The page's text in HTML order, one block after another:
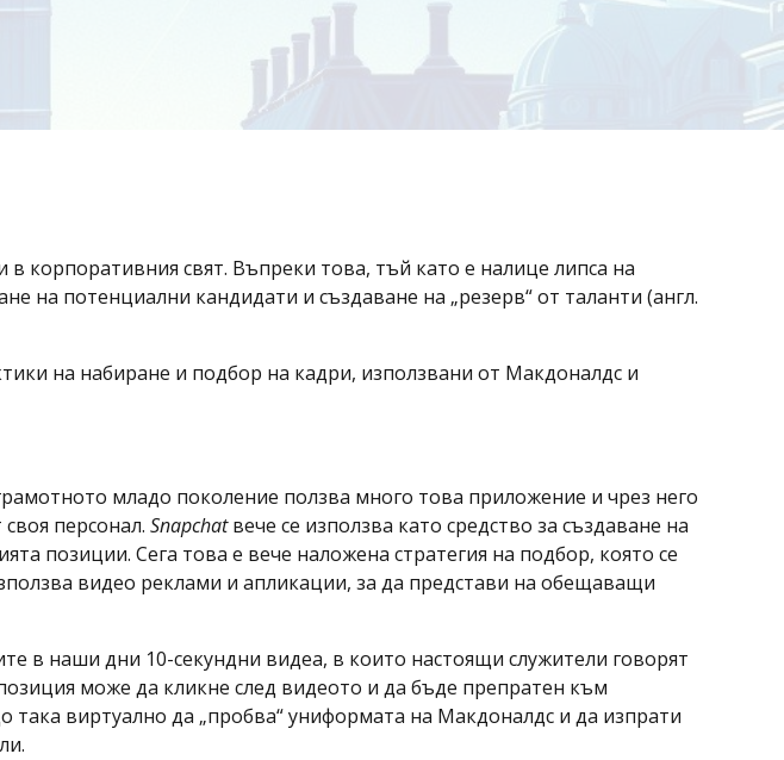
корпоративния свят. Въпреки това, тъй като е налице липса на
на потенциални кандидати и създаване на „резерв“ от таланти (англ.
на набиране и подбор на кадри, използвани от Макдоналдс и
младо поколение ползва много това приложение и чрез него
персонал. Snapchatвече се използва като средство за създаване на
позиции. Сега това е вече наложена стратегия на подбор, която се
видео реклами и апликации, за да представи на обещаващи
в наши дни 10-секундни видеа, в които настоящи служители говорят
може да кликне след видеото и да бъде препратен към
виртуално да „пробва“ униформата на Макдоналдс и да изпрати